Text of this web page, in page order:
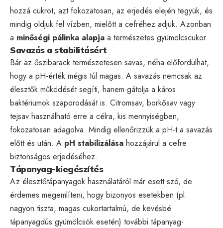
hozzá cukrot, azt fokozatosan, az erjedés elején tegyük, és
mindig oldjuk fel vízben, mielőtt a cefréhez adjuk. Azonban
a minőségi pálinka alapja a természetes gyümölcscukor.
Savazás a stabilitásért
Bár az őszibarack természetesen savas, néha előfordulhat,
hogy a pH-érték mégis túl magas. A savazás nemcsak az
élesztők működését segíti, hanem gátolja a káros
baktériumok szaporodását is. Citromsav, borkősav vagy
tejsav használható erre a célra, kis mennyiségben,
fokozatosan adagolva. Mindig ellenőrizzük a pH-t a savazás
előtt és után. A pH stabilizálása hozzájárul a cefre
biztonságos erjedéséhez.
Tápanyag-kiegészítés
Az élesztőtápanyagok használatáról már esett szó, de
érdemes megemlíteni, hogy bizonyos esetekben (pl.
nagyon tiszta, magas cukortartalmú, de kevésbé
tápanyagdús gyümölcsök esetén) további tápanyag-